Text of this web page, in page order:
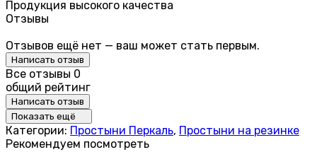
Продукция высокого качества
Отзывы
Отзывов ещё нет — ваш может стать первым.
Написать отзыв
Все отзывы 0
общий рейтинг
Написать отзыв
Показать ещё
Категории: Простыни Перкаль, Простыни на резинке
Рекомендуем посмотреть